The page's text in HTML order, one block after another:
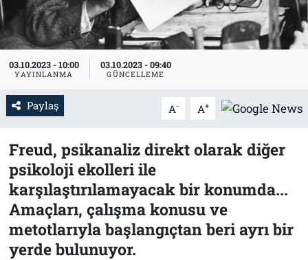
03.10.2023 - 10:00
YAYINLANMA
03.10.2023 - 09:40
GÜNCELLEME
Paylaş A- A+
Freud, psikanaliz direkt olarak diğer
psikoloji ekolleri ile
karşılaştırılamayacak bir konumda...
Amaçları, çalışma konusu ve
metotlarıyla başlangıçtan beri ayrı bir
yerde bulunuyor.